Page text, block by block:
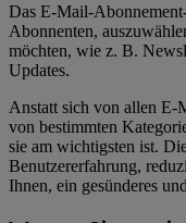
Das E-Mail-
Abonnenten,
möchten, wie z. B.
Updates.
Anstatt sich von allen E-
von bestimmten
sie am wichtigsten ist.
Benutzererfahrung,
Ihnen, ein gesünderes